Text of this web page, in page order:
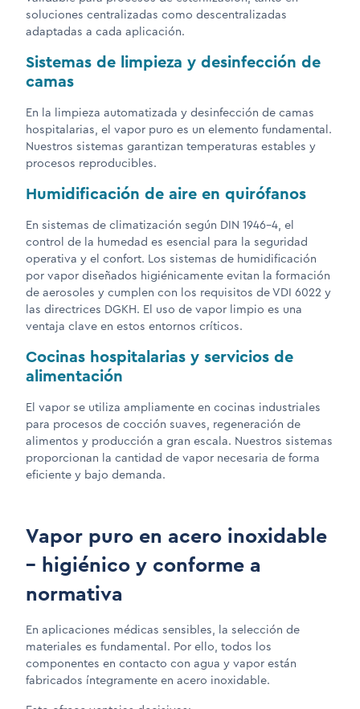
soluciones centralizadas como descentralizadas
adaptadas a cada aplicación.
Sistemas de limpieza y desinfección de
camas
En la limpieza automatizada y desinfección de camas
hospitalarias, el vapor puro es un elemento fundamental.
Nuestros sistemas garantizan temperaturas estables y
procesos reproducibles.
Humidificación de aire en quirófanos
En sistemas de climatización según DIN 1946-4, el
control de la humedad es esencial para la seguridad
operativa y el confort. Los sistemas de humidificación
por vapor diseñados higiénicamente evitan la formación
de aerosoles y cumplen con los requisitos de VDI 6022 y
las directrices DGKH. El uso de vapor limpio es una
ventaja clave en estos entornos críticos.
Cocinas hospitalarias y servicios de
alimentación
El vapor se utiliza ampliamente en cocinas industriales
para procesos de cocción suaves, regeneración de
alimentos y producción a gran escala. Nuestros sistemas
proporcionan la cantidad de vapor necesaria de forma
eficiente y bajo demanda.
Vapor puro en acero inoxidable
– higiénico y conforme a
normativa
En aplicaciones médicas sensibles, la selección de
materiales es fundamental. Por ello, todos los
componentes en contacto con agua y vapor están
fabricados íntegramente en acero inoxidable.